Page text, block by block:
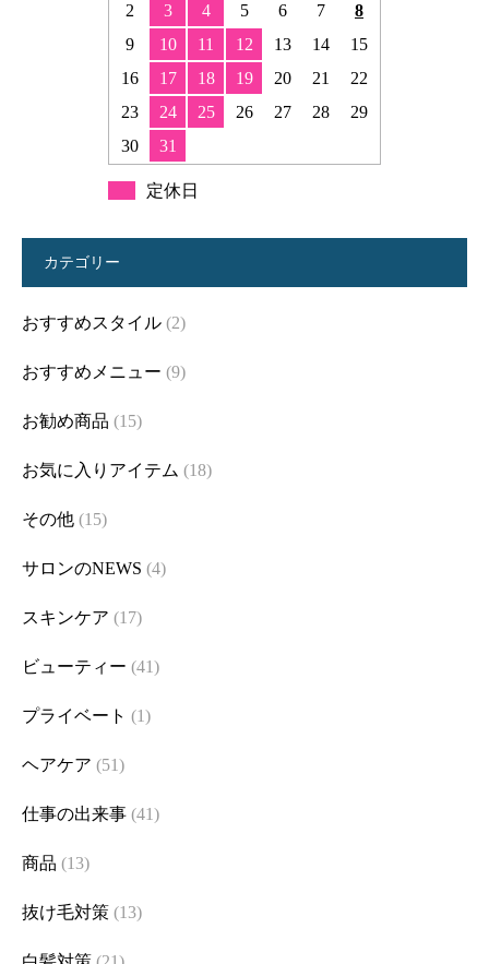
2
3 4 5 6 7
8
9
10 11 12 13 14
15
16
17 18 19 20 21
22
23
24 25 26 27 28
29
30
31
定休日
カテゴリー
おすすめスタイル (2)
おすすめメニュー (9)
お勧め商品 (15)
お気に入りアイテム (18)
その他 (15)
サロンのNEWS (4)
スキンケア (17)
ビューティー (41)
プライベート (1)
ヘアケア (51)
仕事の出来事 (41)
商品 (13)
抜け毛対策 (13)